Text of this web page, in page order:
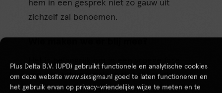
Plus Delta B.V. (UPD) gebruikt functionele en analytische cookies
om deze website www.sixsigma.nl goed te laten functioneren en
het gebruik ervan op privacy-vriendelijke wijze te meten en te
hem in een gesprek niet zo gauw uit
zichzelf zal benoemen.
van het ontwerptraject niet alleen de
marketeers en business consultants te